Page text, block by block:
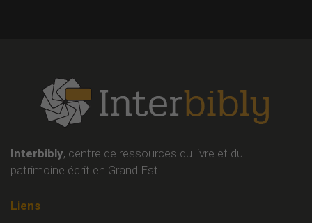
Interbibly, centre de ressources du livre et du
patrimoine écrit en Grand Est
Liens